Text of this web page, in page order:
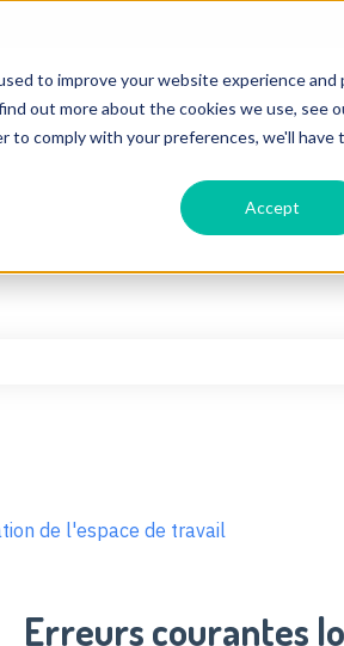
to improve your website experience and
out more about the cookies we use, see
comply with your preferences, we'll have
Accept
de l'espace de travail
Erreurs courantes